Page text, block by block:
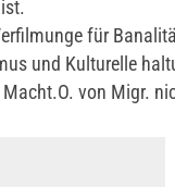
für
und Kulturelle
von Migr.